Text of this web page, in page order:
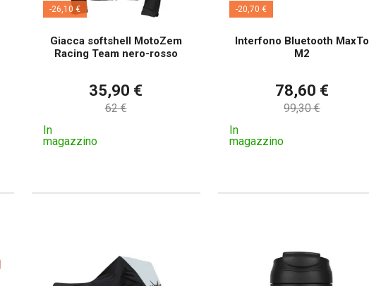
-26,10 €
Giacca softshell MotoZem
Racing Team nero-rosso
35,90 €
62 €
In
magazzino
-20,70 €
Interfono Bluetooth MaxTo
M2
78,60 €
99,30 €
In
magazzino